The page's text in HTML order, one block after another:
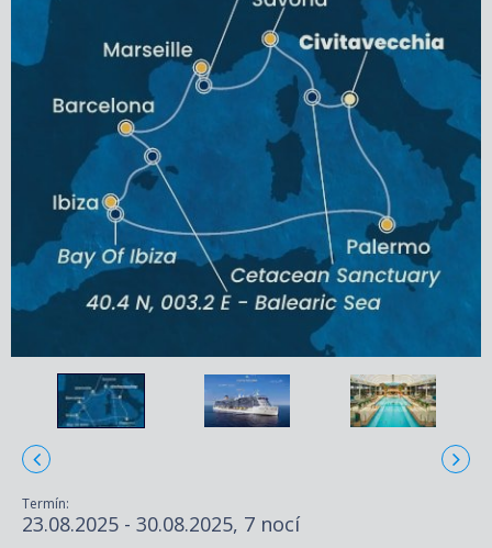
Termín:
23.08.2025 - 30.08.2025, 7 nocí